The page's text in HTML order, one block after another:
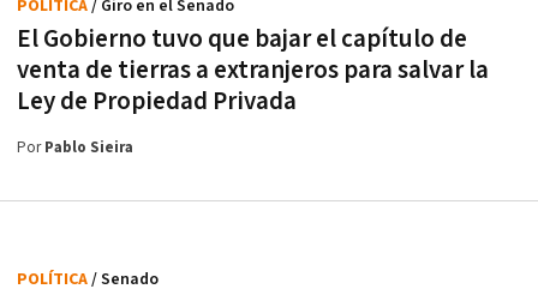
El Gobierno tuvo que bajar el capítulo de
venta de tierras a extranjeros para salvar la
Ley de Propiedad Privada
POLÍTICA/ Giro en el Senado
PorPablo Sieira
POLÍTICA/ Senado